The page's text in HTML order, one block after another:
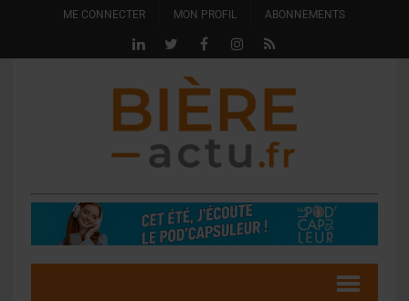
ME CONNECTER MON PROFIL ABONNEMENTS